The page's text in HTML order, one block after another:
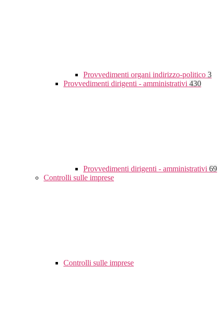
Provvedimenti organi indirizzo-politico 3
Provvedimenti dirigenti - amministrativi 430
Provvedimenti dirigenti - amministrativi 69
Controlli sulle imprese
Controlli sulle imprese